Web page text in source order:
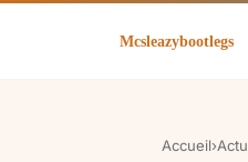
Accueil›Actu